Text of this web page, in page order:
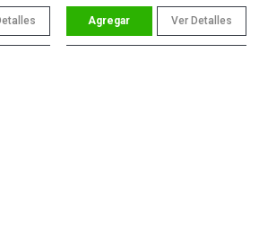
Ver Detalles